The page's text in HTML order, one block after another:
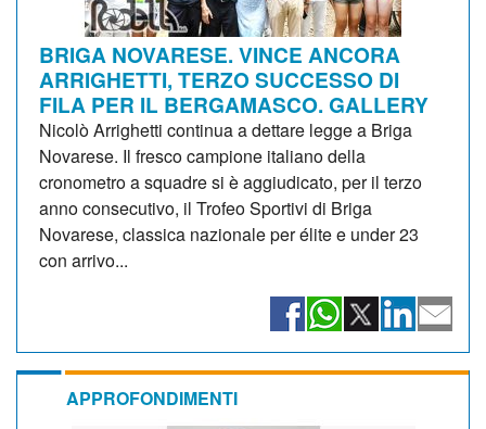
BRIGA NOVARESE. VINCE ANCORA
ARRIGHETTI, TERZO SUCCESSO DI
FILA PER IL BERGAMASCO. GALLERY
Nicolò Arrighetti continua a dettare legge a Briga
Novarese. Il fresco campione italiano della
cronometro a squadre si è aggiudicato, per il terzo
anno consecutivo, il Trofeo Sportivi di Briga
Novarese, classica nazionale per élite e under 23
con arrivo...
APPROFONDIMENTI